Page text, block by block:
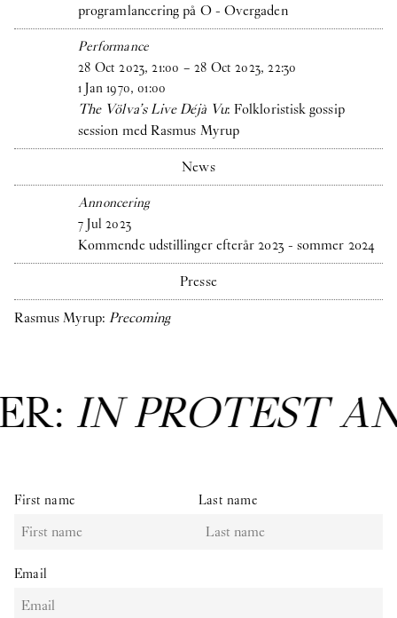
programlancering på O - Overgaden
Performance
28 Oct 2023,21:00 – 28 Oct 2023,22:30
1 Jan 1970,01:00
The Völva’s Live Déjà Vu: Folkloristisk gossip
session med Rasmus Myrup
News
Annoncering
7 Jul 2023
Kommende udstillinger efterår 2023 - sommer 2024
Presse
Rasmus Myrup: Precoming
IN PROTEST
First name Last name
Email